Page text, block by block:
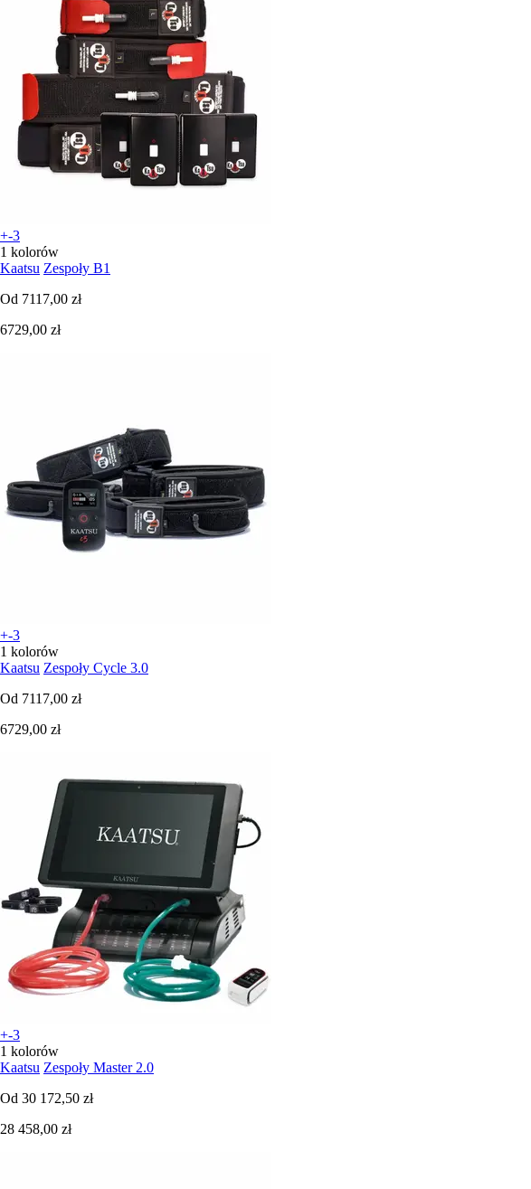
+-3
1 kolorów
Kaatsu Zespoły B1
Od 7117,00 zł
6729,00 zł
+-3
1 kolorów
Kaatsu Zespoły Cycle 3.0
Od 7117,00 zł
6729,00 zł
+-3
1 kolorów
Kaatsu Zespoły Master 2.0
Od 30 172,50 zł
28 458,00 zł